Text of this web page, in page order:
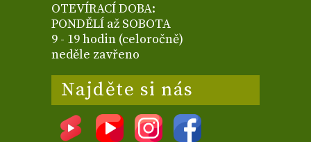
OTEVÍRACÍ DOBA:
PONDĚLÍ až SOBOTA
9 - 19 hodin (celoročně)
neděle zavřeno
Najděte si nás